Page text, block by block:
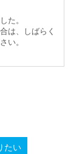
た。
は、しばらく
い。
たい